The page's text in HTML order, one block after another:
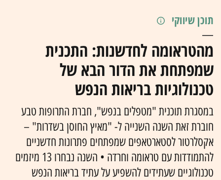
תוכן שיווקי
מהטראומה לחדשנות: התכנית
שמפתחת את הדור הבא של
טכנולוגיות בריאות הנפש
במסגרת תוכנית "מטפלים בנפש", חברת התרופות טבע
חוברת זאת השנה השנייה ל- "מאיץ החוסן בשדרות" –
אקסלרטור לסטארטאפים שמפתחים פתרונות חדשניים
להתמודדות עם טראומה וחרדה • השנה נבחרו 13 מיזמים
טכנולוגיים שעתידים להשפיע על עתיד בריאות הנפש